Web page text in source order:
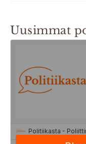
Uusimmat